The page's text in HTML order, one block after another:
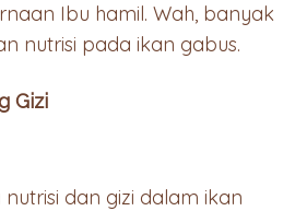
Ibu hamil. Wah, banyak
nutrisi pada ikan gabus.
Gizi
dan gizi dalam ikan